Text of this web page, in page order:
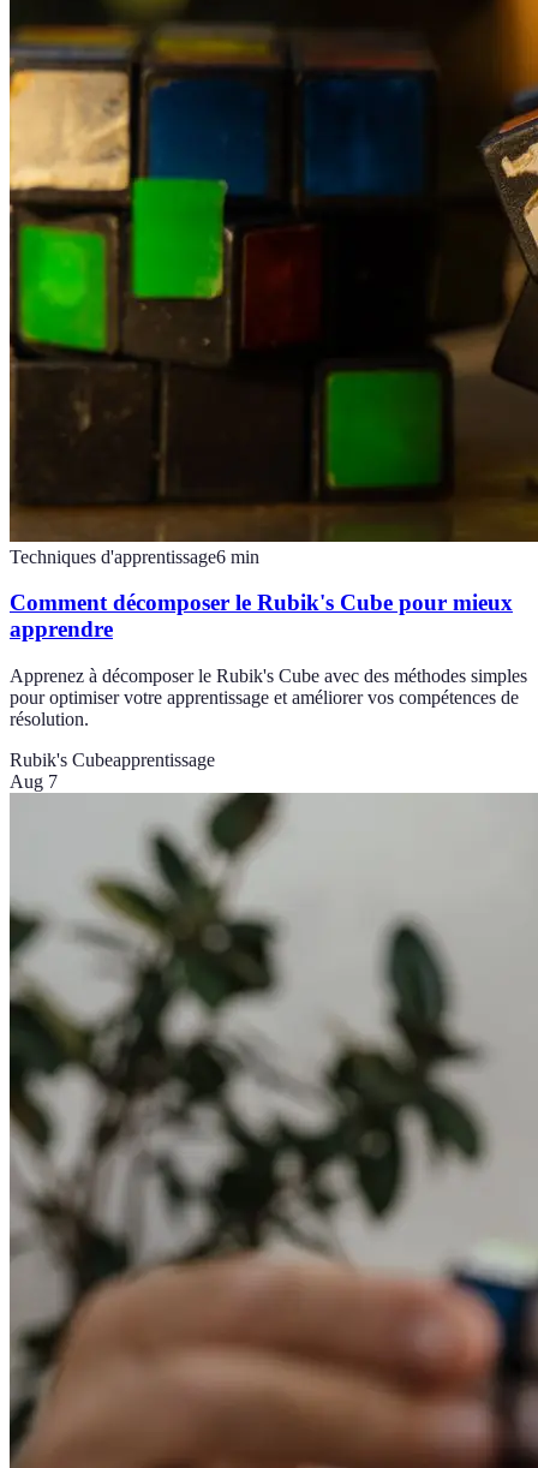
Techniques d'apprentissage6 min
Comment décomposer le Rubik's Cube pour mieux
apprendre
Apprenez à décomposer le Rubik's Cube avec des méthodes simples
pour optimiser votre apprentissage et améliorer vos compétences de
résolution.
Rubik's Cubeapprentissage
Aug 7